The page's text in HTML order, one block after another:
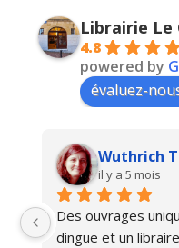
Librairie
4.8
powered by G
évaluez-
Wuthrich
il y a 5 mois
Des ouvrages
dingue et un